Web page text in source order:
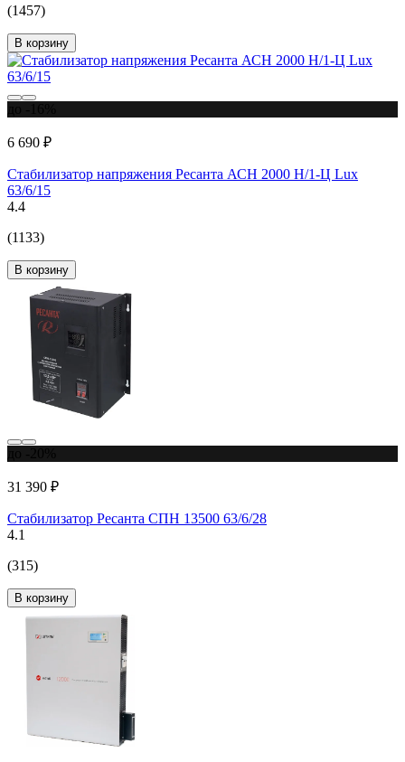
(1457)
В корзину
6 690 ₽
Стабилизатор напряжения Ресанта АСН 2000 Н/1-Ц Lux
63/6/15
4.4
(1133)
В корзину
31 390 ₽
Стабилизатор Ресанта СПН 13500 63/6/28
4.1
(315)
В корзину